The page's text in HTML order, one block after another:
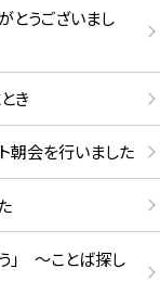
とうございまし
き
会を行いました
」 ～ことば探し